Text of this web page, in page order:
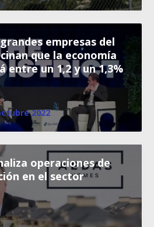
empresas del
que la economía
entre un 1,2 y un 1,3%
2022
operaciones de
en el sector